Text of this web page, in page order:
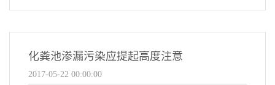
化粪池渗漏污染应提起高度注意
2017-05-22 00:00:00